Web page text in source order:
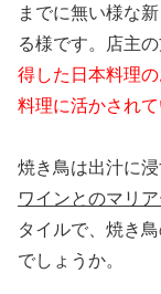
までに無い様な
る様です。店主
得した日本料理
料理に活かされ
焼き鳥は出汁に
ワインとのマリ
タイルで、焼き
でしょうか。